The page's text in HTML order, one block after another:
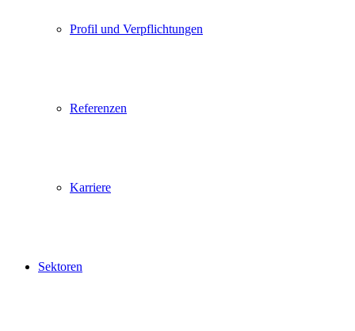
Profil und Verpflichtungen
Referenzen
Karriere
Sektoren